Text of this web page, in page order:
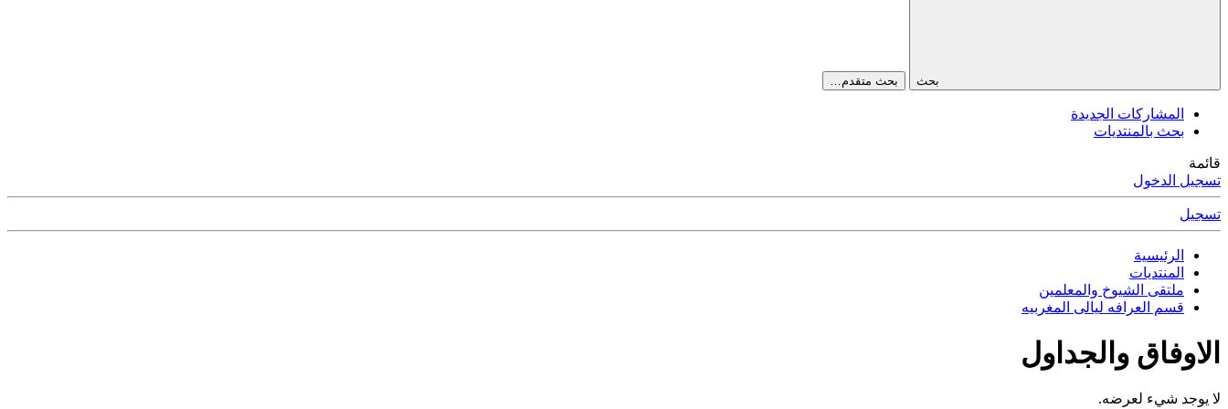
بحث بحث متقدم…
المشاركات الجديدة
بحث بالمنتديات
قائمة
تسجيل الدخول
تسجيل
الرئيسية
المنتديات
ملتقى الشيوخ والمعلمين
قسم العرافه ليالى المغربيه
الاوفاق والجداول
لا يوجد شيء لعرضه.